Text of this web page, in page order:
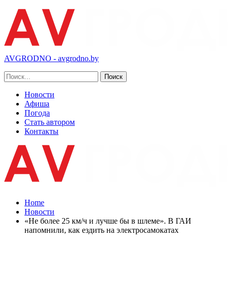
AVGRODNO - avgrodno.by
Новости
Афиша
Погода
Стать автором
Контакты
Home
Новости
«Не более 25 км/ч и лучше бы в шлеме». В ГАИ
напомнили, как ездить на электросамокатах